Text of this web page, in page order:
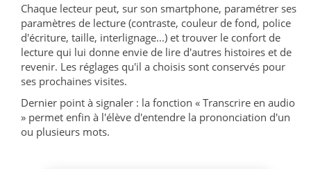
Chaque lecteur peut, sur son smartphone, paramétrer ses
paramètres de lecture (contraste, couleur de fond, police
d'écriture, taille, interlignage...) et trouver le confort de
lecture qui lui donne envie de lire d'autres histoires et de
revenir. Les réglages qu'il a choisis sont conservés pour
ses prochaines visites.
Dernier point à signaler : la fonction « Transcrire en audio
» permet enfin à l'élève d'entendre la prononciation d'un
ou plusieurs mots.